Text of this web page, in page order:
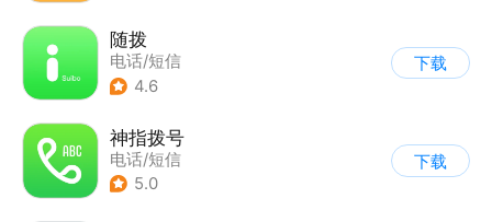
随拨
电话/短信
4.6
下载
神指拨号
电话/短信
5.0
下载